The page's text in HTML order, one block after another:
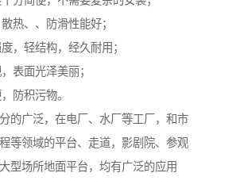
热、、防滑性能好；
，轻结构，经久耐用；
表面光泽美丽；
防积污物。
的广泛，在电厂、水厂等工厂，和市
等领域的平台、走道，影剧院、参观
型场所地面平台，均有广泛的应用